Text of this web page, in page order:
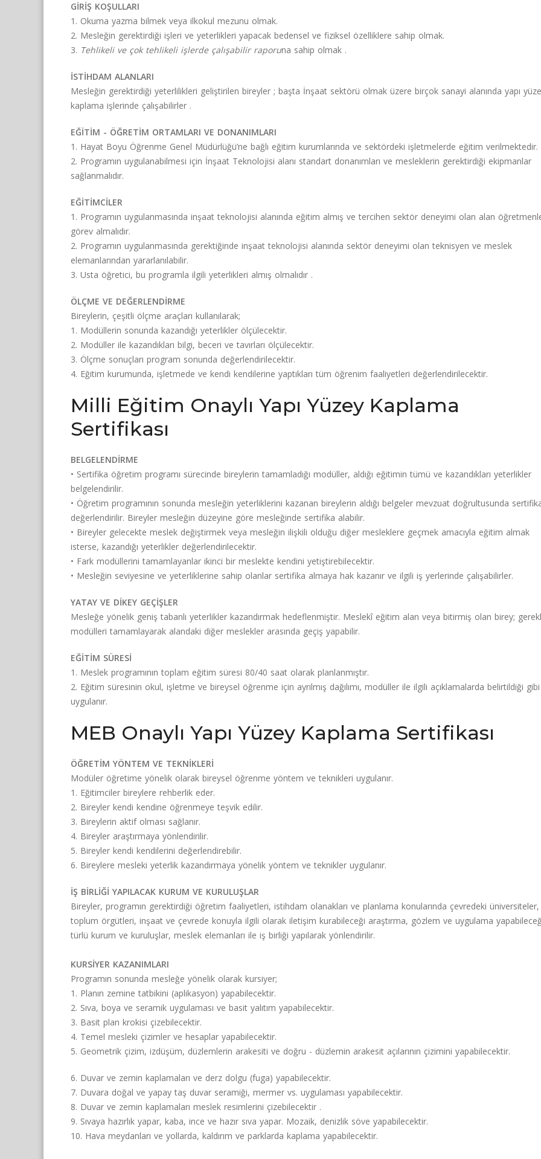
GİRİŞ KOŞULLARI
1. Okuma yazma bilmek veya ilkokul mezunu olmak.
2. Mesleğin gerektirdiği işleri ve yeterlikleri yapacak bedensel ve fiziksel özelliklere sahip olmak.
3. Tehlikeli ve çok tehlikeli işlerde çalışabilir raporuna sahip olmak .
İSTİHDAM ALANLARI
Mesleğin gerektirdiği yeterlilikleri geliştirilen bireyler ; başta İnşaat sektörü olmak üzere birçok sanayi alanında yapı
kaplama işlerinde çalışabilirler .
EĞİTİM - ÖĞRETİM ORTAMLARI VE DONANIMLARI
1. Hayat Boyu Öğrenme Genel Müdürlüğü’ne bağlı eğitim kurumlarında ve sektördeki işletmelerde eğitim verilmektedir.
2. Programın uygulanabilmesi için İnşaat Teknolojisi alanı standart donanımları ve mesleklerin gerektirdiği ekipmanlar
sağlanmalıdır.
EĞİTİMCİLER
1. Programın uygulanmasında inşaat teknolojisi alanında eğitim almış ve tercihen sektör deneyimi olan alan
görev almalıdır.
2. Programın uygulanmasında gerektiğinde inşaat teknolojisi alanında sektör deneyimi olan teknisyen ve meslek
elemanlarından yararlanılabilir.
3. Usta öğretici, bu programla ilgili yeterlikleri almış olmalıdır .
ÖLÇME VE DEĞERLENDİRME
Bireylerin, çeşitli ölçme araçları kullanılarak;
1. Modüllerin sonunda kazandığı yeterlikler ölçülecektir.
2. Modüller ile kazandıkları bilgi, beceri ve tavırları ölçülecektir.
3. Ölçme sonuçları program sonunda değerlendirilecektir.
4. Eğitim kurumunda, işletmede ve kendi kendilerine yaptıkları tüm öğrenim faaliyetleri değerlendirilecektir.
Milli Eğitim Onaylı Yapı Yüzey Kaplama
Sertifikası
BELGELENDİRME
• Sertifika öğretim programı sürecinde bireylerin tamamladığı modüller, aldığı eğitimin tümü ve kazandıkları yeterlikler
belgelendirilir.
• Öğretim programının sonunda mesleğin yeterliklerini kazanan bireylerin aldığı belgeler mevzuat doğrultusunda
değerlendirilir. Bireyler mesleğin düzeyine göre mesleğinde sertifika alabilir.
• Bireyler gelecekte meslek değiştirmek veya mesleğin ilişkili olduğu diğer mesleklere geçmek amacıyla eğitim almak
isterse, kazandığı yeterlikler değerlendirilecektir.
• Fark modüllerini tamamlayanlar ikinci bir meslekte kendini yetiştirebilecektir.
• Mesleğin seviyesine ve yeterliklerine sahip olanlar sertifika almaya hak kazanır ve ilgili iş yerlerinde çalışabilirler.
YATAY VE DİKEY GEÇİŞLER
Mesleğe yönelik geniş tabanlı yeterlikler kazandırmak hedeflenmiştir. Meslekî eğitim alan veya bitirmiş olan birey;
modülleri tamamlayarak alandaki diğer meslekler arasında geçiş yapabilir.
EĞİTİM SÜRESİ
1. Meslek programının toplam eğitim süresi 80/40 saat olarak planlanmıştır.
2. Eğitim süresinin okul, işletme ve bireysel öğrenme için ayrılmış dağılımı, modüller ile ilgili açıklamalarda belirtildiği gibi
uygulanır.
MEB Onaylı Yapı Yüzey Kaplama Sertifikası
ÖĞRETİM YÖNTEM VE TEKNİKLERİ
Modüler öğretime yönelik olarak bireysel öğrenme yöntem ve teknikleri uygulanır.
1. Eğitimciler bireylere rehberlik eder.
2. Bireyler kendi kendine öğrenmeye teşvik edilir.
3. Bireylerin aktif olması sağlanır.
4. Bireyler araştırmaya yönlendirilir.
5. Bireyler kendi kendilerini değerlendirebilir.
6. Bireylere mesleki yeterlik kazandırmaya yönelik yöntem ve teknikler uygulanır.
İŞ BİRLİĞİ YAPILACAK KURUM VE KURULUŞLAR
Bireyler, programın gerektirdiği öğretim faaliyetleri, istihdam olanakları ve planlama konularında çevredeki
toplum örgütleri, inşaat ve çevrede konuyla ilgili olarak iletişim kurabileceği araştırma, gözlem ve uygulama
türlü kurum ve kuruluşlar, meslek elemanları ile iş birliği yapılarak yönlendirilir.
KURSİYER KAZANIMLARI
Programın sonunda mesleğe yönelik olarak kursiyer;
1. Planın zemine tatbikini (aplikasyon) yapabilecektir.
2. Sıva, boya ve seramik uygulaması ve basit yalıtım yapabilecektir.
3. Basit plan krokisi çizebilecektir.
4. Temel mesleki çizimler ve hesaplar yapabilecektir.
5. Geometrik çizim, izdüşüm, düzlemlerin arakesiti ve doğru - düzlemin arakesit açılarının çizimini yapabilecektir.
6. Duvar ve zemin kaplamaları ve derz dolgu (fuga) yapabilecektir.
7. Duvara doğal ve yapay taş duvar seramiği, mermer vs. uygulaması yapabilecektir.
8. Duvar ve zemin kaplamaları meslek resimlerini çizebilecektir .
9. Sıvaya hazırlık yapar, kaba, ince ve hazır sıva yapar. Mozaik, denizlik söve yapabilecektir.
10. Hava meydanları ve yollarda, kaldırım ve parklarda kaplama yapabilecektir.